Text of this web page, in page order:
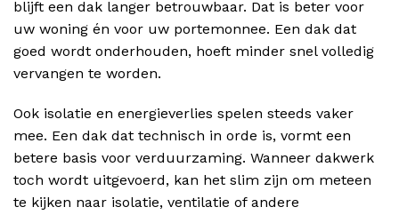
blijft een dak langer betrouwbaar. Dat is beter voor
uw woning én voor uw portemonnee. Een dak dat
goed wordt onderhouden, hoeft minder snel volledig
vervangen te worden.
Ook isolatie en energieverlies spelen steeds vaker
mee. Een dak dat technisch in orde is, vormt een
betere basis voor verduurzaming. Wanneer dakwerk
toch wordt uitgevoerd, kan het slim zijn om meteen
te kijken naar isolatie, ventilatie of andere